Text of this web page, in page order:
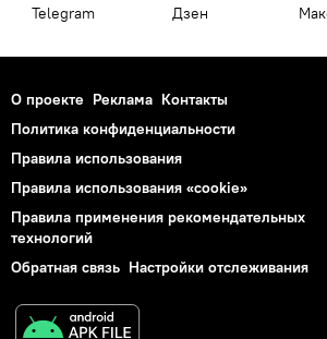
Telegram Дзен
О проекте Реклама Контакты
Политика конфиденциальности
Правила использования
Правила использования «cookie»
Правила применения рекомендательных
технологий
Обратная связь Настройки отслеживания